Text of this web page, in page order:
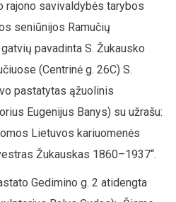
rajono savivaldybės tarybos
seniūnijos Ramučių
pavadinta S. Žukausko
(Centrinė g. 26C) S.
pastatytas ąžuolinis
Eugenijus Banys) su užrašu:
Lietuvos kariuomenės
Žukauskas 1860–1937“.
Gedimino g. 2 atidengta